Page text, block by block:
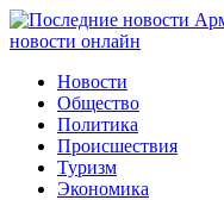
Новости
Общество
Политика
Происшествия
Туризм
Экономика